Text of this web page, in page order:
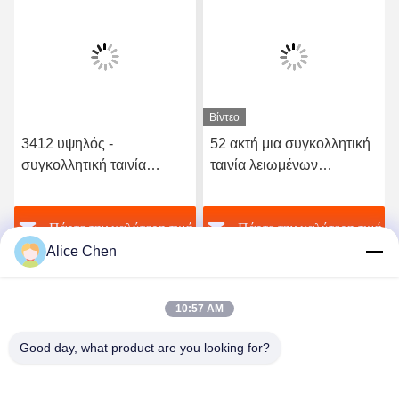
3412 υψηλός -
συγκολλητική ταινία
ποιοτικού ελαστική
πολυουρεθάνιου καυτή
Πάρτε την καλύτερη τιμή
Βίντεο
52 ακτή μια συγκολλητική
ταινία λειωμένων
TPU καυτή για το άνευ
ραφής εσώρουχο
Πάρτε την καλύτερη τιμή
Shenzhen Tunsing Plastic Products Co., Ltd.
Alice Chen
10:57 AM
Good day, what product are you looking for?